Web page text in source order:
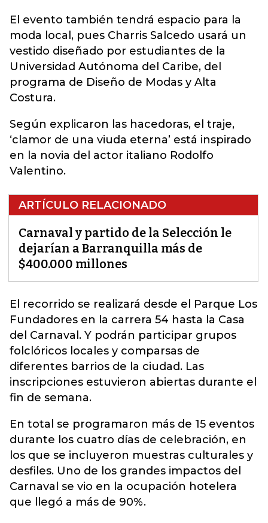
El evento también tendrá espacio para la
moda local, pues Charris Salcedo usará un
vestido diseñado por estudiantes de la
Universidad Autónoma del Caribe, del
programa de Diseño de Modas y Alta
Costura.
Según explicaron las hacedoras, el traje,
‘clamor de una viuda eterna’ está inspirado
en la novia del actor italiano Rodolfo
Valentino.
ARTÍCULO RELACIONADO
Carnaval y partido de la Selección le
dejarían a Barranquilla más de
$400.000 millones
El recorrido se realizará desde el Parque Los
Fundadores en la carrera 54 hasta la Casa
del Carnaval. Y podrán participar grupos
folclóricos locales y comparsas de
diferentes barrios de la ciudad. Las
inscripciones estuvieron abiertas durante el
fin de semana.
En total se programaron más de 15 eventos
durante los cuatro días de celebración, en
los que se incluyeron muestras culturales y
desfiles. Uno de los grandes impactos del
Carnaval se vio en la ocupación hotelera
que llegó a más de 90%.